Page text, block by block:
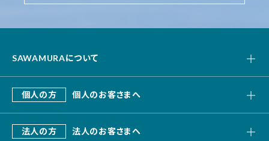
SAWAMURAについて
私たちの強み
会社概要
個人の方 個人のお客さまへ
SAWAMURA建築設計
リフォーム・リノベーション
法人の方 法人のお客さまへ